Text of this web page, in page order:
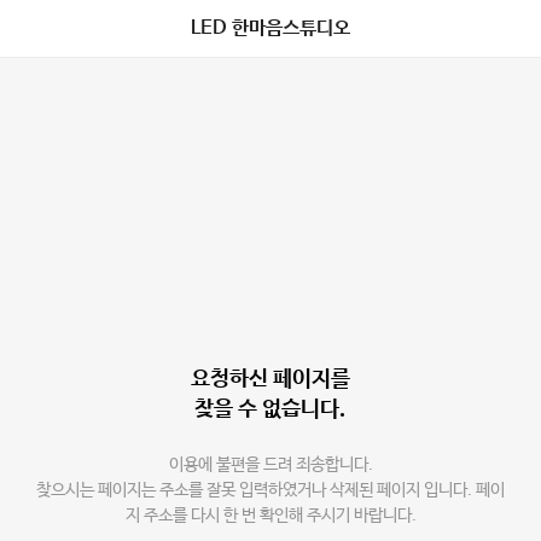
LED 한마음스튜디오
요청하신 페이지를
찾을 수 없습니다.
이용에 불편을 드려 죄송합니다.
찾으시는 페이지는 주소를 잘못 입력하였거나 삭제된 페이지 입니다. 페이
지 주소를 다시 한 번 확인해 주시기 바랍니다.